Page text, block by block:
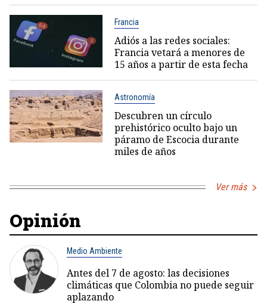
Francia
Adiós a las redes sociales:
Francia vetará a menores de
15 años a partir de esta fecha
Astronomía
Descubren un círculo
prehistórico oculto bajo un
páramo de Escocia durante
miles de años
Ver más
Opinión
Medio Ambiente
Antes del 7 de agosto: las decisiones
climáticas que Colombia no puede seguir
aplazando